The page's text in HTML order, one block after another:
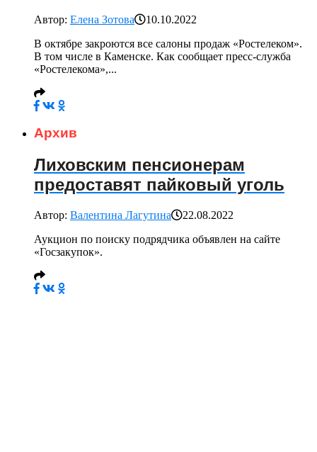
Автор: Елена Зотова
10.10.2022
В октябре закроются все салоны продаж «Ростелеком».
В том числе в Каменске. Как сообщает пресс-служба
«Ростелекома»,...
Архив
Лиховским пенсионерам
предоставят пайковый уголь
Автор: Валентина Лагутина
22.08.2022
Аукцион по поиску подрядчика объявлен на сайте
«Госзакупок».